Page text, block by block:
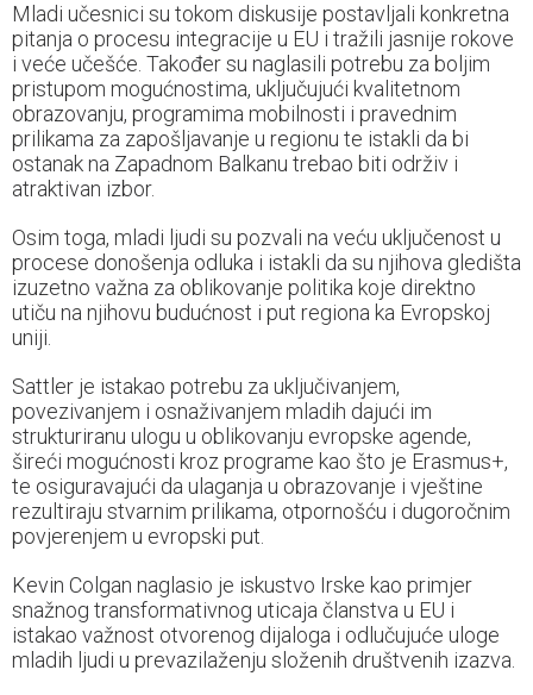
Mladi učesnici su tokom diskusije postavljali konkretna
pitanja o procesu integracije u EU i tražili jasnije rokove
i veće učešće. Također su naglasili potrebu za boljim
pristupom mogućnostima, uključujući kvalitetnom
obrazovanju, programima mobilnosti i pravednim
prilikama za zapošljavanje u regionu te istakli da bi
ostanak na Zapadnom Balkanu trebao biti održiv i
atraktivan izbor.
Osim toga, mladi ljudi su pozvali na veću uključenost u
procese donošenja odluka i istakli da su njihova gledišta
izuzetno važna za oblikovanje politika koje direktno
utiču na njihovu budućnost i put regiona ka Evropskoj
uniji.
Sattler je istakao potrebu za uključivanjem,
povezivanjem i osnaživanjem mladih dajući im
strukturiranu ulogu u oblikovanju evropske agende,
šireći mogućnosti kroz programe kao što je Erasmus+,
te osiguravajući da ulaganja u obrazovanje i vještine
rezultiraju stvarnim prilikama, otpornošću i dugoročnim
povjerenjem u evropski put.
Kevin Colgan naglasio je iskustvo Irske kao primjer
snažnog transformativnog uticaja članstva u EU i
istakao važnost otvorenog dijaloga i odlučujuće uloge
mladih ljudi u prevazilaženju složenih društvenih izazva.